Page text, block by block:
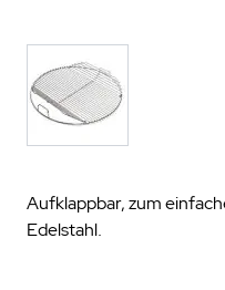
Aufklappbar, zum
Edelstahl.